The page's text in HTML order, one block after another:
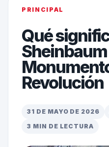
PRINCIPAL
Qué
Sheinbaum
Revolución
31 DE MAYO DE 2026
3 MIN DE LECTURA